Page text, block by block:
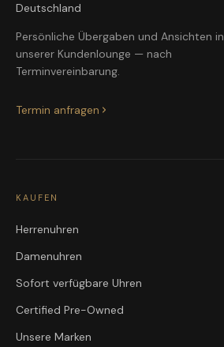
Deutschland
Persönliche Übergaben und Ansichten in
unserer Kundenlounge — nach
Terminvereinbarung.
Termin anfragen
KAUFEN
Herrenuhren
Damenuhren
Sofort verfügbare Uhren
Certified Pre-Owned
Unsere Marken